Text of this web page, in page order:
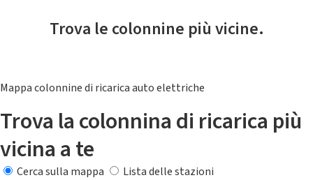
Trova le colonnine più vicine.
Mappa colonnine di ricarica auto elettriche
Trova la colonnina di ricarica più
vicina a te
Cerca sulla mappa
Lista delle stazioni